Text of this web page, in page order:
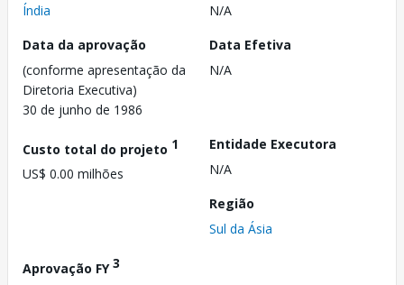
Índia
N/A
Data da aprovação
(conforme apresentação da
Diretoria Executiva)
30 de junho de 1986
Data Efetiva
N/A
Custo total do projeto 1
US$ 0.00 milhões
Entidade Executora
N/A
Região
Sul da Ásia
Aprovação FY3